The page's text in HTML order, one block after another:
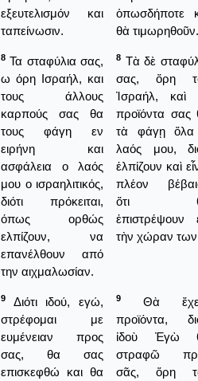
εξευτελισμόν και
ταπείνωσιν.
ὁπωσδήποτε
θὰ τιμωρηθοῦν.
8 Τα σταφύλια σας,
ω όρη Ισραήλ, και
τους άλλους
καρπούς σας θα
τους φάγη εν
ειρήνη και
ασφάλεια ο λαός
μου ο ισραηλιτικός,
διότι πρόκειται,
όπως ορθώς
ελπίζουν, να
επανέλθουν από
την αιχμαλωσίαν.
8 Τὰ δὲ
σας, ὅρη
Ἰσραήλ, καὶ
προϊόντα σας
τὰ φάγῃ
λαός μου,
ἐλπίζουν καὶ
πλέον
ὅτι
ἐπιστρέψουν
τὴν χώραν
9
Διότι ιδού, εγώ,
στρέφομαι με
ευμένειαν προς
σας, θα σας
επισκεφθώ και θα
9
Θὰ
προϊόντα,
ἰδοὺ Ἐγὼ
στραφῶ
σᾶς, ὅρη